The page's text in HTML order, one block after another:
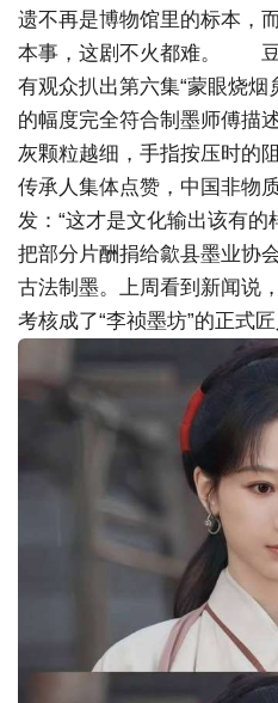
遗不再是博物馆里的标本，
本事，这剧不火都难。 豆
有观众扒出第六集“蒙眼烧烟
的幅度完全符合制墨师傅描
灰颗粒越细，手指按压时的
传承人集体点赞，中国非物
发：“这才是文化输出该有的
把部分片酬捐给歙县墨业协
古法制墨。上周看到新闻说
考核成了“李祯墨坊”的正式匠